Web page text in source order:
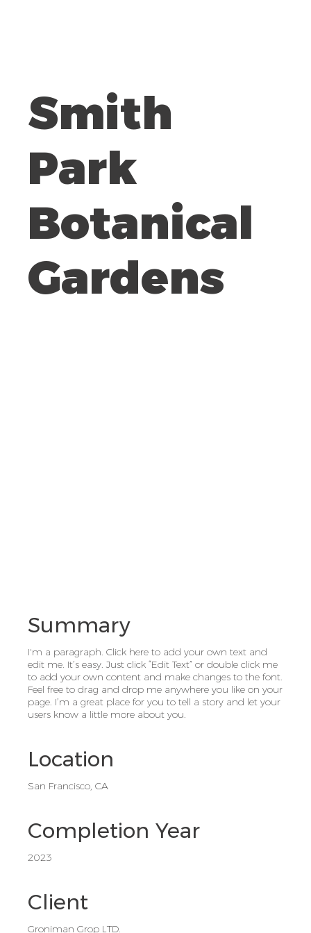
Smith
Park
Botanical
Gardens
Summary
I'm a paragraph. Click here to add your own text and
edit me. It’s easy. Just click “Edit Text” or double click me
to add your own content and make changes to the font.
Feel free to drag and drop me anywhere you like on your
page. I’m a great place for you to tell a story and let your
users know a little more about you.​
Location
2023
Client
San Francisco, CA
Completion Year
Groniman Grop LTD.